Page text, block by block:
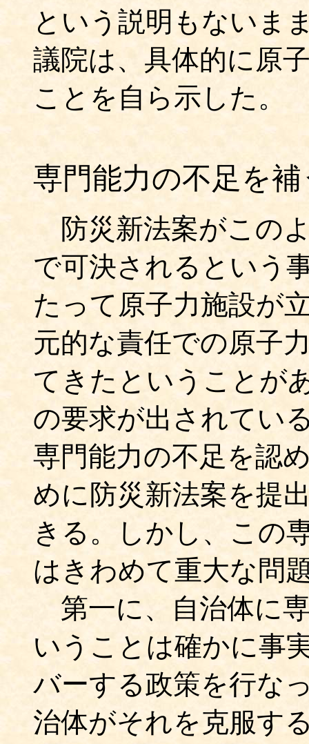
という説明もないま
議院は、具体的に原
ことを自ら示した。
専門能力の不足を
防災新法案がこの
で可決されるという
たって原子力施設が
元的な責任での原子
てきたということが
の要求が出されてい
専門能力の不足を認
めに防災新法案を提
きる。しかし、この
はきわめて重大な問
第一に、自治体に
いうことは確かに事
バーする政策を行な
治体がそれを克服す